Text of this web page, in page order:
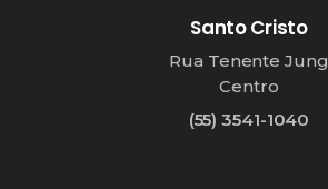
Santo Cristo
Rua Tenente Jung
Centro
(55) 3541-1040